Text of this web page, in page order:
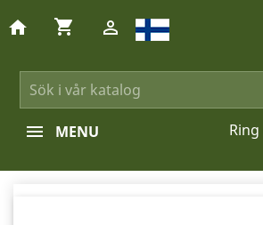
home shopping_cart 
MENU